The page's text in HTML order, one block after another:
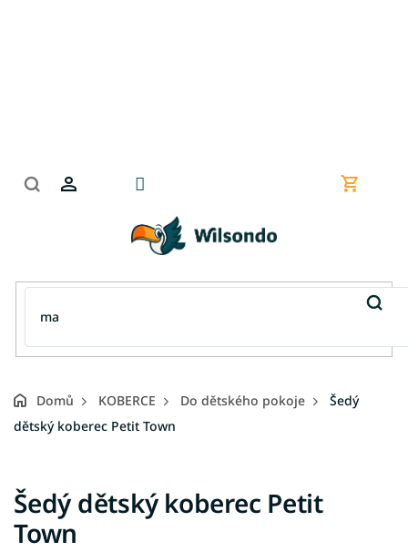
Nákupní
Domů KOBERCE Do dětského pokoje
Šedý
dětský koberec Petit Town
Šedý dětský koberec Petit
Town